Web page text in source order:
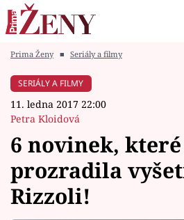
Módní alarm
Témata
Celebrity
Prima Ženy ■ Seriály a filmy
SERIÁLY A FILMY
11. ledna 2017 22:00
Petra Kloidová
6 novinek, které
prozradila
Rizzoli!